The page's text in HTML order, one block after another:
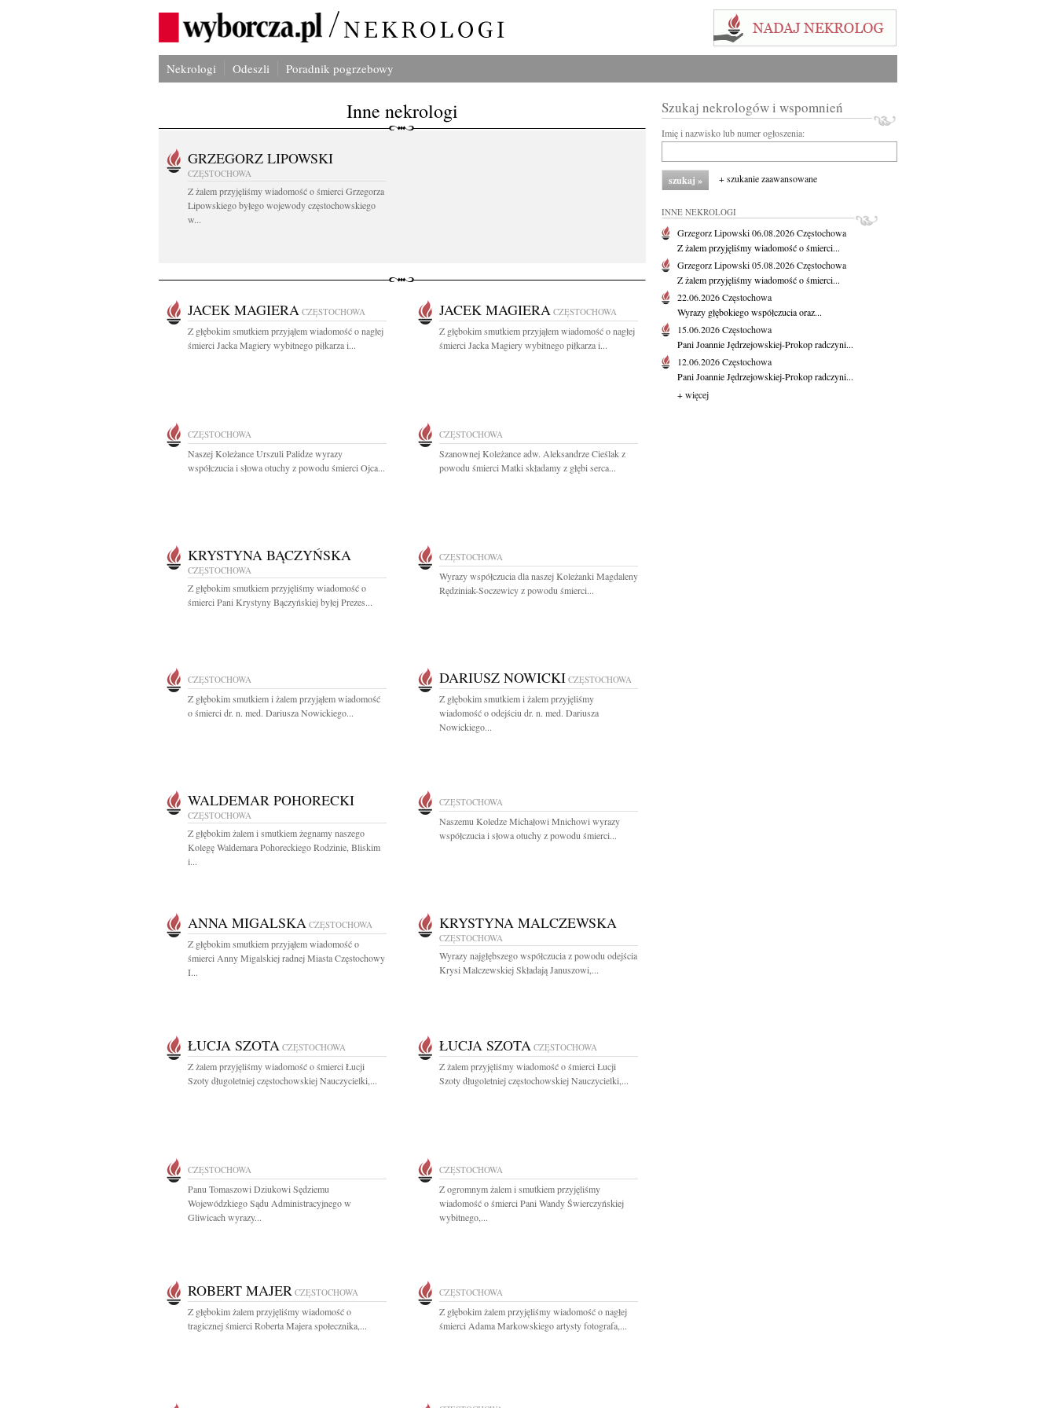
Nekrologi Odeszli Poradnik pogrzebowy
Inne nekrologi
GRZEGORZ LIPOWSKI
CZĘSTOCHOWA
Z żalem przyjęliśmy wiadomość o śmierci Grzegorza
Lipowskiego byłego wojewody częstochowskiego
w...
JACEK MAGIERA CZĘSTOCHOWA
Z głębokim smutkiem przyjąłem wiadomość o nagłej
śmierci Jacka Magiery wybitnego piłkarza i...
JACEK MAGIERA CZĘSTOCHOWA
Z głębokim smutkiem przyjąłem wiadomość o nagłej
śmierci Jacka Magiery wybitnego piłkarza i...
CZĘSTOCHOWA
Naszej Koleżance Urszuli Palidze wyrazy
współczucia i słowa otuchy z powodu śmierci Ojca...
CZĘSTOCHOWA
Szanownej Koleżance adw. Aleksandrze Cieślak z
powodu śmierci Matki składamy z głębi serca...
KRYSTYNA BĄCZYŃSKA
CZĘSTOCHOWA
Z głębokim smutkiem przyjęliśmy wiadomość o
śmierci Pani Krystyny Bączyńskiej byłej Prezes...
CZĘSTOCHOWA
Wyrazy współczucia dla naszej Koleżanki Magdaleny
Rędziniak-Soczewicy z powodu śmierci...
CZĘSTOCHOWA
Z głębokim smutkiem i żalem przyjąłem wiadomość
o śmierci dr. n. med. Dariusza Nowickiego...
DARIUSZ NOWICKI CZĘSTOCHOWA
Z głębokim smutkiem i żalem przyjęliśmy
wiadomość o odejściu dr. n. med. Dariusza
Nowickiego...
WALDEMAR POHORECKI
CZĘSTOCHOWA
Z głębokim żalem i smutkiem żegnamy naszego
Kolegę Waldemara Pohoreckiego Rodzinie, Bliskim
i...
CZĘSTOCHOWA
Naszemu Koledze Michałowi Mnichowi wyrazy
współczucia i słowa otuchy z powodu śmierci...
ANNA MIGALSKA CZĘSTOCHOWA
Z głębokim smutkiem przyjąłem wiadomość o
śmierci Anny Migalskiej radnej Miasta Częstochowy
I...
KRYSTYNA MALCZEWSKA
CZĘSTOCHOWA
Wyrazy najgłębszego współczucia z powodu odejścia
Krysi Malczewskiej Składają Januszowi,...
ŁUCJA SZOTA CZĘSTOCHOWA
Z żalem przyjęliśmy wiadomość o śmierci Łucji
Szoty długoletniej częstochowskiej Nauczycielki,...
ŁUCJA SZOTA CZĘSTOCHOWA
Z żalem przyjęliśmy wiadomość o śmierci Łucji
Szoty długoletniej częstochowskiej Nauczycielki,...
CZĘSTOCHOWA
Panu Tomaszowi Dziukowi Sędziemu
Wojewódzkiego Sądu Administracyjnego w
Gliwicach wyrazy...
CZĘSTOCHOWA
Z ogromnym żalem i smutkiem przyjęliśmy
wiadomość o śmierci Pani Wandy Świerczyńskiej
wybitnego,...
ROBERT MAJER CZĘSTOCHOWA
Z głębokim żalem przyjęliśmy wiadomość o
tragicznej śmierci Roberta Majera społecznika,...
CZĘSTOCHOWA
Z głębokim żalem przyjęliśmy wiadomość o nagłej
śmierci Adama Markowskiego artysty fotografa,...
Szukaj nekrologów i wspomnień
Imię i nazwisko lub numer ogłoszenia:
+ szukanie zaawansowane
INNE NEKROLOGI
Grzegorz Lipowski06.08.2026Częstochowa
Z żalem przyjęliśmy wiadomość o śmierci...
Grzegorz Lipowski05.08.2026Częstochowa
Z żalem przyjęliśmy wiadomość o śmierci...
22.06.2026Częstochowa
Wyrazy głębokiego współczucia oraz...
15.06.2026Częstochowa
Pani Joannie Jędrzejowskiej-Prokop radczyni...
12.06.2026Częstochowa
Pani Joannie Jędrzejowskiej-Prokop radczyni...
+ więcej